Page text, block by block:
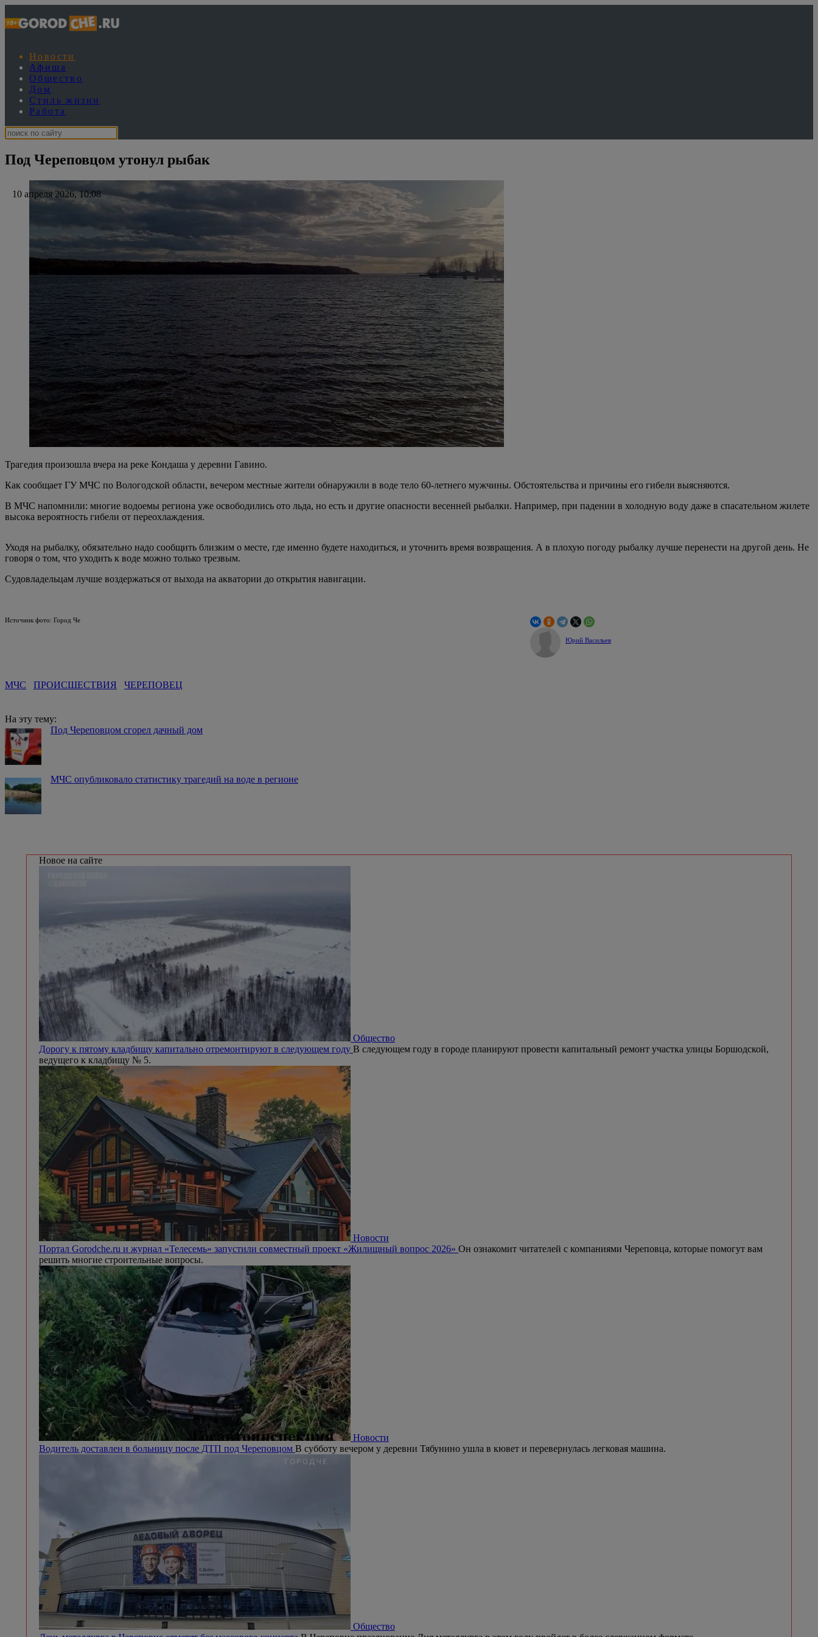
Новости
Афиша
Общество
Дом
Стиль жизни
Работа
Под Череповцом утонул рыбак
10 апреля 2026, 10:08
Трагедия произошла вчера на реке Кондаша у деревни Гавино.
Как сообщает ГУ МЧС по Вологодской области, вечером местные жители обнаружили в воде тело 60-летнего мужчины. Обстоятельства и причины его гибели выясняются.
В МЧС напомнили: многие водоемы региона уже освободились ото льда, но есть и другие опасности весенней рыбалки. Например, при падении в холодную воду даже в спасательном жилете
высока вероятность гибели от переохлаждения.
Уходя на рыбалку, обязательно надо сообщить близким о месте, где именно будете находиться, и уточнить время возвращения. А в плохую погоду рыбалку лучше перенести на другой день. Не
говоря о том, что уходить к воде можно только трезвым.
Судовладельцам лучше воздержаться от выхода на акватории до открытия навигации.
Источник фото: Город Че
Юрий Васильев
МЧС ПРОИСШЕСТВИЯ ЧЕРЕПОВЕЦ
На эту тему:
Под Череповцом сгорел дачный дом
МЧС опубликовало статистику трагедий на воде в регионе
Новое на сайте
Общество
Дорогу к пятому кладбищу капитально отремонтируют в следующем году В следующем году в городе планируют провести капитальный ремонт участка улицы Боршодской,
ведущего к кладбищу № 5.
Новости
Портал Gorodche.ru и журнал «Телесемь» запустили совместный проект «Жилищный вопрос 2026» Он ознакомит читателей с компаниями Череповца, которые помогут вам
решить многие строительные вопросы.
Новости
Водитель доставлен в больницу после ДТП под Череповцом В субботу вечером у деревни Тябунино ушла в кювет и перевернулась легковая машина.
Общество